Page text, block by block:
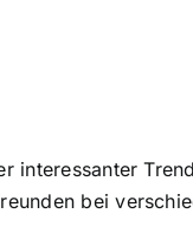
interessanter
bei